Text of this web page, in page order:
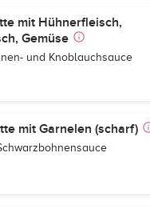
mit Hühnerfleisch,
Gemüse
und Knoblauchsauce
mit Garnelen (scharf)